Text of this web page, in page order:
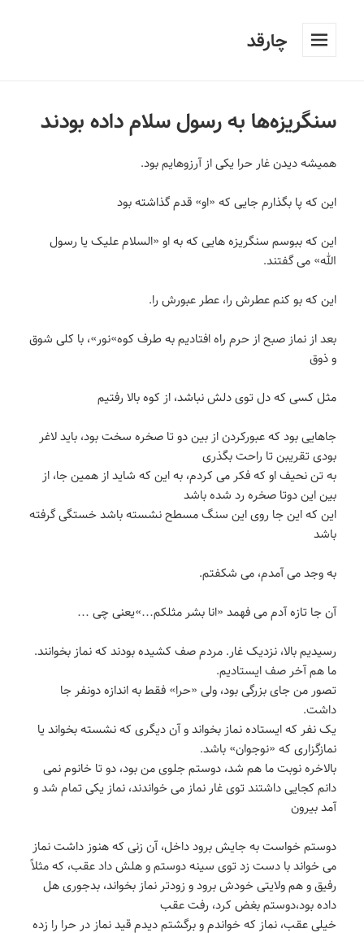
چارقد
سنگریزه‌ها به رسول سلام داده بودند
همیشه دیدن غار حرا یکی از آرزوهایم بود.
این که پا بگذارم جایی که «او» قدم گذاشته بود
این که ببوسم سنگریزه هایی که به او «السلام علیک یا رسول
الله» می گفتند.
این که بو کنم عطرش را، عطر عبورش را.
بعد از نماز صبح از حرم راه افتادیم به طرف کوه»نور»، با کلی شوق
و ذوق
مثل کسی که دل توی دلش نباشد، از کوه بالا رفتیم
جاهایی بود که عبورکردن از بین دو تا صخره سخت بود، باید لاغر
بودی تقریبن تا راحت بگذری
به تن نحیف او که فکر می کردم، به این که شاید از همین جا، از
بین این دوتا صخره رد شده باشد
این که این جا روی این سنگ مسطح نشسته باشد خستگی گرفته
باشد
به وجد می آمدم، می شکفتم.
آن جا تازه آدم می فهمد «انا بشر مثلکم…»یعنی چی …
رسیدیم بالا، نزدیک غار. مردم صف کشیده بودند که نماز بخوانند.
ما هم آخر صف ایستادیم.
تصور من جای بزرگی بود، ولی «حرا» فقط به اندازه دونفر جا
داشت.
یک نفر که ایستاده نماز بخواند و آن دیگری که نشسته بخواند یا
نمازگزاری که «نوجوان» باشد.
بالاخره نوبت ما هم شد، دوستم جلوی من بود، دو تا خانوم نمی
دانم کجایی داشتند توی غار نماز می خواندند، نماز یکی تمام شد و
آمد بیرون
دوستم خواست به جایش برود داخل، آن زنی که هنوز داشت نماز
می خواند با دست زد توی سینه دوستم و هلش داد عقب، که مثلاً
رفیق و هم ولایتی خودش برود و زودتر نماز بخواند، بدجوری هل
داده بود،دوستم بغض کرد، رفت عقب
خیلی عقب، نماز که خواندم و برگشتم دیدم قید نماز در حرا را زده